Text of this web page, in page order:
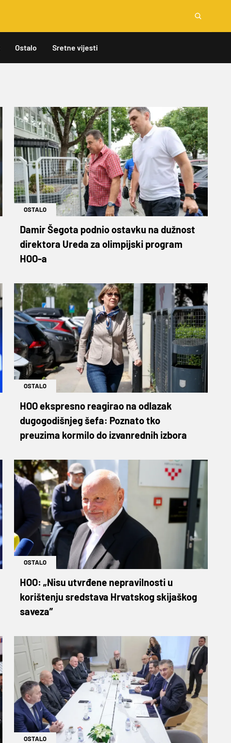
Ostalo Sretne vijesti
OSTALO
Damir Šegota podnio ostavku na dužnost
direktora Ureda za olimpijski program
HOO-a
OSTALO
HOO ekspresno reagirao na odlazak
dugogodišnjeg šefa: Poznato tko
preuzima kormilo do izvanrednih izbora
OSTALO
HOO: „Nisu utvrđene nepravilnosti u
korištenju sredstava Hrvatskog skijaškog
saveza”
OSTALO